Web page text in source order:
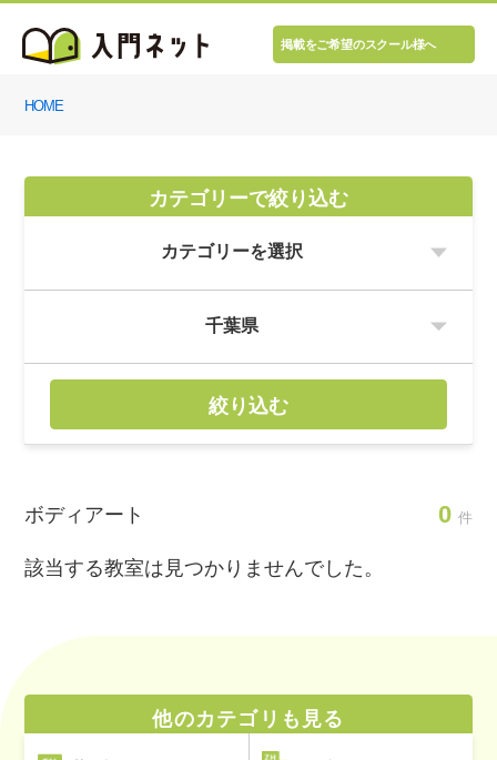
掲載をご希望のスクール様へ
HOME
カテゴリーで絞り込む
絞り込む
ボディアート 0 件
該当する教室は見つかりませんでした。
他のカテゴリも見る